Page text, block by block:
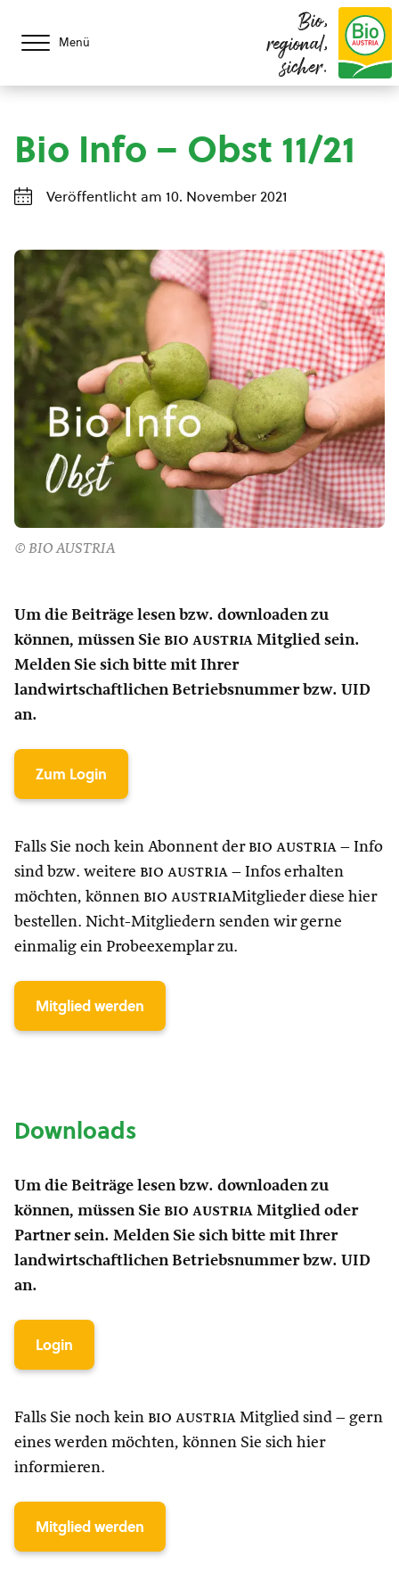
Menü
Bio,
regional,
sicher.
Bio Info – Obst 11/21
Veröffentlicht am 10. November 2021
© BIO AUSTRIA
Um die Beiträge lesen bzw. downloaden zu
können, müssen Sie bio austria Mitglied sein.
Melden Sie sich bitte mit Ihrer
landwirtschaftlichen Betriebsnummer bzw. UID
an.
Zum Login
Falls Sie noch kein Abonnent der bio austria – Info
sind bzw. weitere bio austria – Infos erhalten
möchten, können bio austriaMitglieder diese hier
bestellen. Nicht-Mitgliedern senden wir gerne
einmalig ein Probeexemplar zu.
Mitglied werden
Downloads
Um die Beiträge lesen bzw. downloaden zu
können, müssen Sie bio austria Mitglied oder
Partner sein. Melden Sie sich bitte mit Ihrer
landwirtschaftlichen Betriebsnummer bzw. UID
an.
Login
Falls Sie noch kein bio austria Mitglied sind – gern
eines werden möchten, können Sie sich hier
informieren.
Mitglied werden